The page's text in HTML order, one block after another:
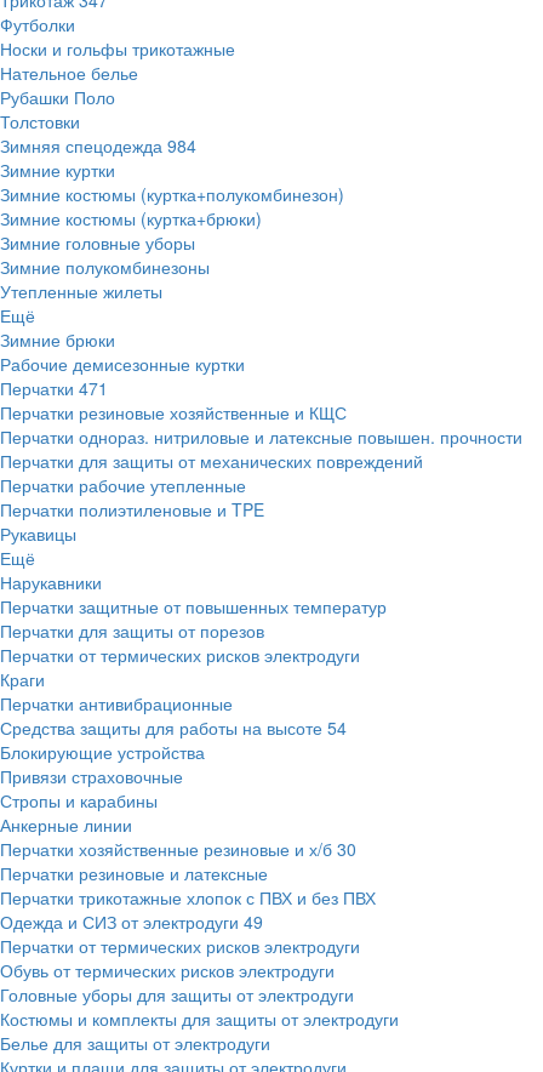
Футболки
Носки и гольфы трикотажные
Нательное белье
Рубашки Поло
Толстовки
Зимняя спецодежда 984
Зимние куртки
Зимние костюмы (куртка+полукомбинезон)
Зимние костюмы (куртка+брюки)
Зимние головные уборы
Зимние полукомбинезоны
Утепленные жилеты
Ещё
Зимние брюки
Рабочие демисезонные куртки
Перчатки 471
Перчатки резиновые хозяйственные и КЩС
Перчатки однораз. нитриловые и латексные повышен. прочности
Перчатки для защиты от механических повреждений
Перчатки рабочие утепленные
Перчатки полиэтиленовые и TPE
Рукавицы
Ещё
Нарукавники
Перчатки защитные от повышенных температур
Перчатки для защиты от порезов
Перчатки от термических рисков электродуги
Краги
Перчатки антивибрационные
Средства защиты для работы на высоте 54
Блокирующие устройства
Привязи страховочные
Стропы и карабины
Анкерные линии
Перчатки хозяйственные резиновые и х/б 30
Перчатки резиновые и латексные
Перчатки трикотажные хлопок с ПВХ и без ПВХ
Одежда и СИЗ от электродуги 49
Перчатки от термических рисков электродуги
Обувь от термических рисков электродуги
Головные уборы для защиты от электродуги
Костюмы и комплекты для защиты от электродуги
Белье для защиты от электродуги
Куртки и плащи для защиты от электродуги